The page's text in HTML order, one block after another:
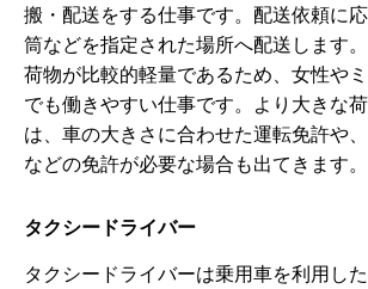
搬・配送をする仕事です。配送依頼に
筒などを指定された場所へ配送します
荷物が比較的軽量であるため、女性や
でも働きやすい仕事です。より大きな
は、車の大きさに合わせた運転免許や
などの免許が必要な場合も出てきます。
タクシードライバー
タクシードライバーは乗用車を利用し